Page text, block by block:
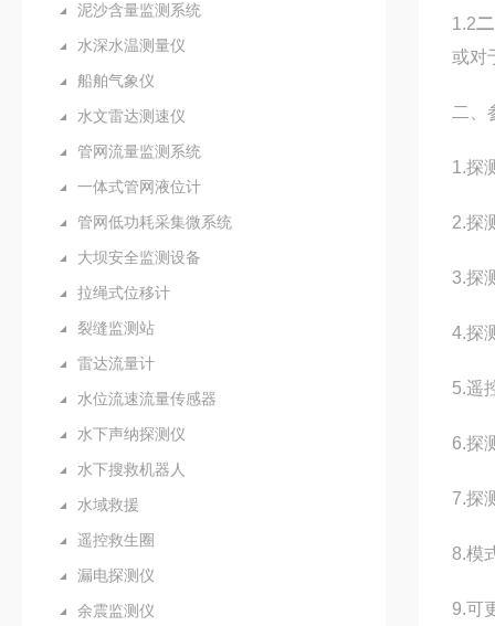
泥沙含量监测系统
水深水温测量仪
船舶气象仪
水文雷达测速仪
管网流量监测系统
一体式管网液位计
管网低功耗采集微系统
大坝安全监测设备
拉绳式位移计
裂缝监测站
雷达流量计
水位流速流量传感器
水下声纳探测仪
水下搜救机器人
水域救援
遥控救生圈
漏电探测仪
余震监测仪
1.2
或对
二、
1.探
2.探
3.探
4.探
5.遥
6.探
7.探
8.模
9.可